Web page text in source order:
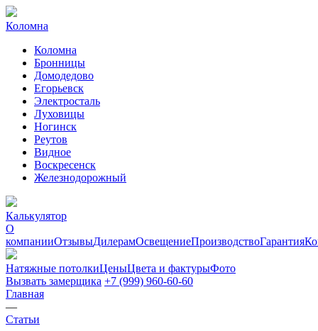
Коломна
Коломна
Бронницы
Домодедово
Егорьевск
Электросталь
Луховицы
Ногинск
Реутов
Видное
Воскресенск
Железнодорожный
Калькулятор
О
компанииОтзывыДилерамОсвещениеПроизводствоГарантия
Натяжные потолкиЦеныЦвета и фактурыФото
Вызвать замерщика +7 (999) 960-60-60
Главная
—
Статьи